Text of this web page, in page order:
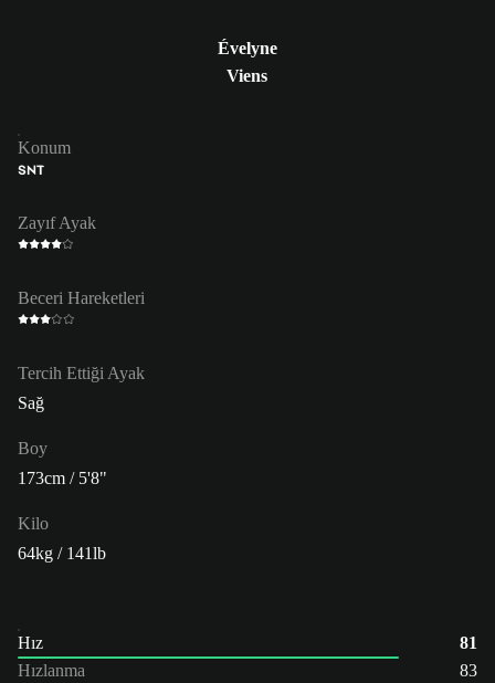
Évelyne
Viens
Konum
SNT
Zayıf Ayak
Beceri Hareketleri
Tercih Ettiği Ayak
Sağ
Boy
173cm / 5'8"
Kilo
64kg / 141lb
Hız
81
Hızlanma
83